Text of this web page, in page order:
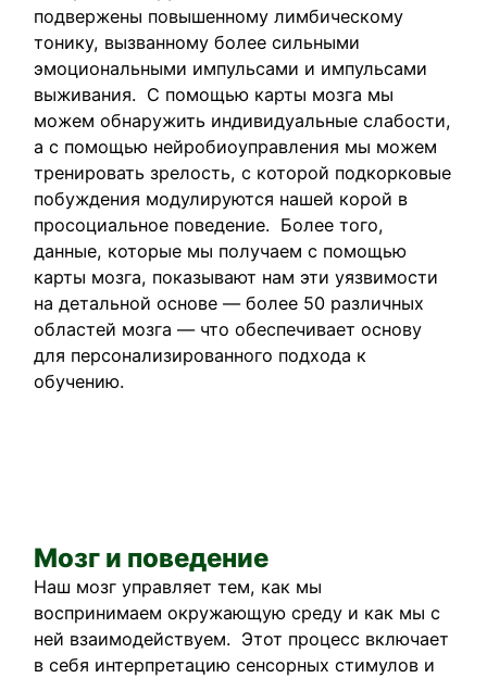
подвержены повышенному лимбическому
тонику, вызванному более сильными
эмоциональными импульсами и импульсами
выживания. С помощью карты мозга мы
можем обнаружить индивидуальные слабости,
а с помощью нейробиоуправления мы можем
тренировать зрелость, с которой подкорковые
побуждения модулируются нашей корой в
просоциальное поведение. Более того,
данные, которые мы получаем с помощью
карты мозга, показывают нам эти уязвимости
на детальной основе — более 50 различных
областей мозга — что обеспечивает основу
для персонализированного подхода к
обучению.
Мозг и поведение
Наш мозг управляет тем, как мы
воспринимаем окружающую среду и как мы с
ней взаимодействуем. Этот процесс включает
в себя интерпретацию сенсорных стимулов и